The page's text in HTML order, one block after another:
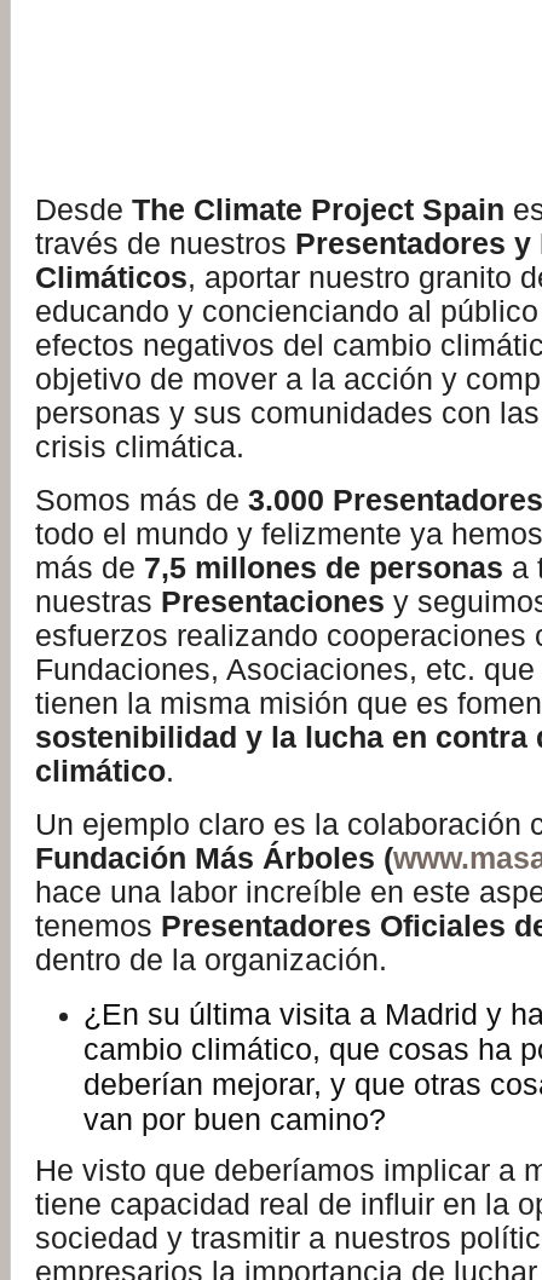
Desde The Climate Project Spain
través de nuestros Presentadores y
Climáticos, aportar nuestro granito
educando y concienciando al
efectos negativos del cambio
objetivo de mover a la acción y
personas y sus comunidades con
crisis climática.
Somos más de 3.000
todo el mundo y felizmente ya
más de 7,5 millones de personas a
nuestras Presentaciones y
esfuerzos realizando cooperaciones
Fundaciones, Asociaciones, etc.
tienen la misma misión que es
sostenibilidad y la lucha en contra
climático.
Un ejemplo claro es la colaboración
Fundación Más Árboles (
hace una labor increíble en este
tenemos Presentadores Oficiales
dentro de la organización.
¿En su última visita a Madrid y
cambio climático, que cosas ha
deberían mejorar, y que otras
van por buen camino?
He visto que deberíamos implicar a
tiene capacidad real de influir en la
sociedad y trasmitir a nuestros
empresarios la importancia de